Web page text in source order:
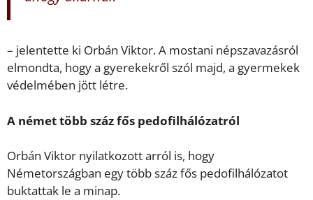
– jelentette ki Orbán Viktor. A mostani népszavazásról
elmondta, hogy a gyerekekről szól majd, a gyermekek
védelmében jött létre.
A német több száz fős pedofilhálózatról
Orbán Viktor nyilatkozott arról is, hogy
Németországban egy több száz fős pedofilhálózatot
buktattak le a minap.